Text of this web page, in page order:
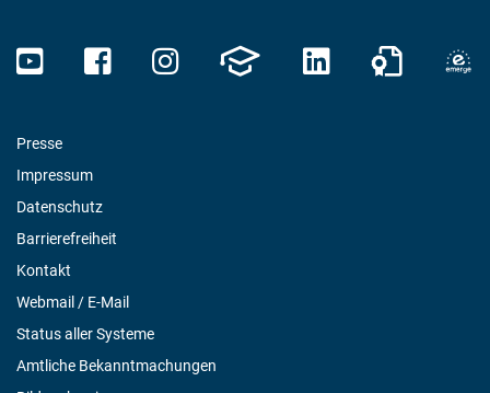
Presse
Impressum
Datenschutz
Barrierefreiheit
Kontakt
Webmail / E-Mail
Status aller Systeme
Amtliche Bekanntmachungen